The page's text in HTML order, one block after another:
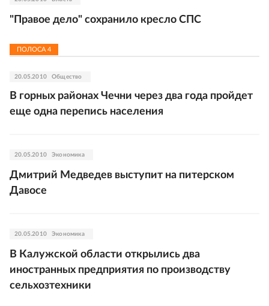
"Правое дело" сохранило кресло СПС
ПОЛОСА 4
20.05.2010 Общество
В горных районах Чечни через два года пройдет
еще одна перепись населения
20.05.2010 Экономика
Дмитрий Медведев выступит на питерском
Давосе
20.05.2010 Экономика
В Калужской области открылись два
иностранных предприятия по производству
сельхозтехники